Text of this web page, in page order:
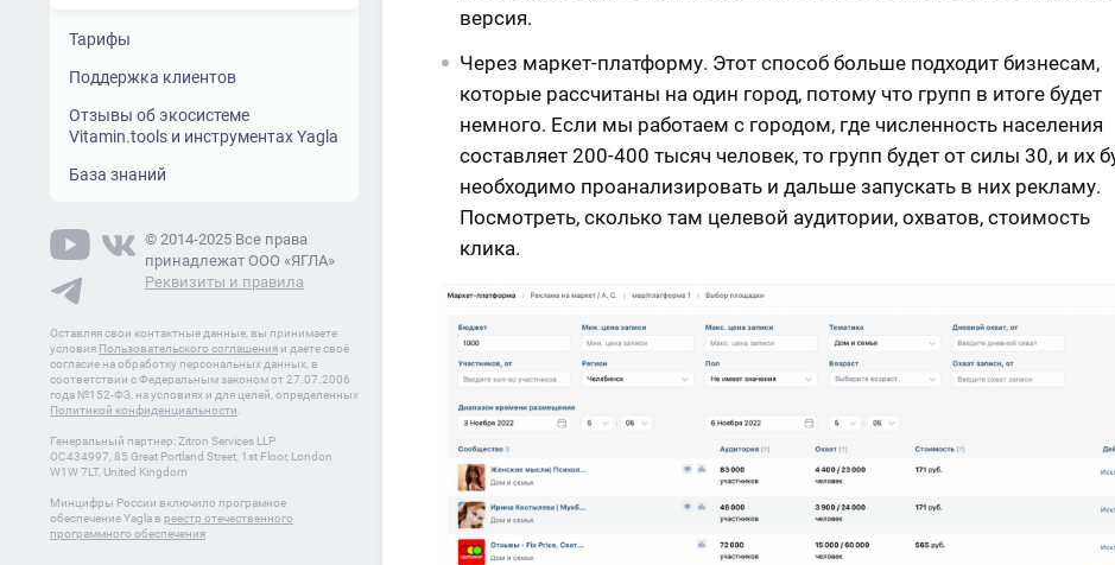
версия.
Через маркет-платформу. Этот способ больше подходит бизнесам,
которые рассчитаны на один город, потому что групп в итоге будет
немного. Если мы работаем с городом, где численность населения
составляет 200-400 тысяч человек, то групп будет от силы 30, и их
необходимо проанализировать и дальше запускать в них рекламу.
Посмотреть, сколько там целевой аудитории, охватов, стоимость
клика.
Тарифы
Поддержка клиентов
Отзывы об экосистеме
Vitamin.tools и инструментах Yagla
База знаний
© 2014-2025 Все права
принадлежат ООО «ЯГЛА»
Реквизиты и правила
Оставляя свои контактные данные, вы принимаете
условия Пользовательского соглашения и даете своё
согласие на обработку персональных данных, в
соответствии с Федеральным законом от 27.07.2006
года №152-ФЗ, на условиях и для целей, определенных
Политикой конфиденциальности
Генеральный партнер: Zitron Services LLP
OC434997, 85 Great Portland Street, 1st Floor, London
W1W 7LT, United Kingdom
Минцифры России включило програмное
обеспечение Yagla в реестр отечественного
программного обеспечения